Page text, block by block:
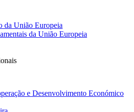
da União Europeia
da União Europeia
e Desenvolvimento Económico